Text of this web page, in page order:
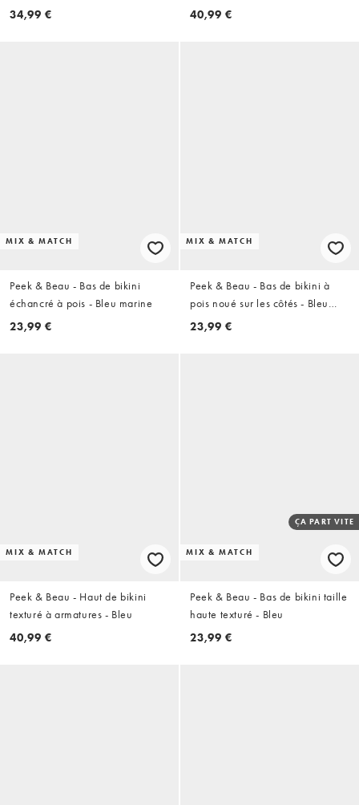
34,99 €
40,99 €
MIX & MATCH
Peek & Beau - Bas de bikini
échancré à pois - Bleu marine
23,99 €
MIX & MATCH
Peek & Beau - Bas de bikini à
pois noué sur les côtés - Bleu
marine
23,99 €
MIX & MATCH
Peek & Beau - Haut de bikini
texturé à armatures - Bleu
40,99 €
MIX & MATCH
ÇA PART VITE
Peek & Beau - Bas de bikini taille
haute texturé - Bleu
23,99 €